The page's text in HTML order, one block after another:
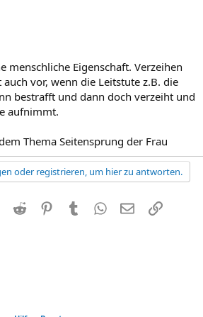
menschliche Eigenschaft. Verzeihen
vor, wenn die Leitstute z.B. die
bestrafft und dann doch verzeiht und
aufnimmt.
Thema Seitensprung der Frau
oder registrieren, um hier zu antworten.
Reddit PinterestTumblr WhatsApp
E-MailLink